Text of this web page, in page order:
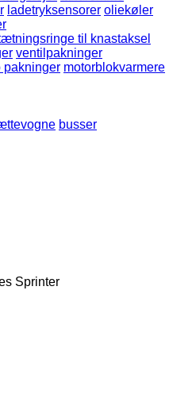
ladetryksensorer oliekøler
til knastaksel
ventilpakninger
pakninger motorblokvarmere
busser
Sprinter